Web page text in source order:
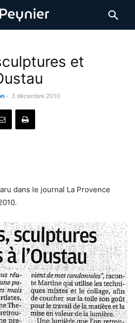
et
- 3 décembre 2010
dans le journal La Provence